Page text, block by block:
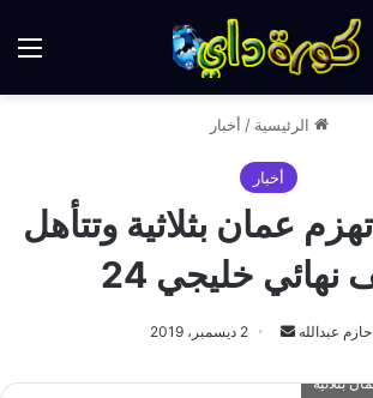
الرئيسية / أخبار
أخبار
عمان بثلاثية وتتأهل
خليجي 24
حازم عبدالله
أرسل
إلكترونيا
2 ديسمبر، 2019
بثلاثية